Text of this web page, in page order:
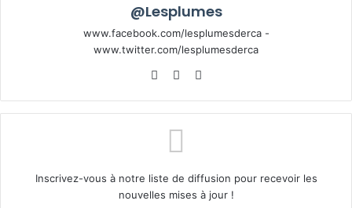
@Lesplumes
www.facebook.com/lesplumesderca -
www.twitter.com/lesplumesderca
WebsiteFacebook
Inscrivez-vous à notre liste de diffusion pour recevoir les
nouvelles mises à jour !